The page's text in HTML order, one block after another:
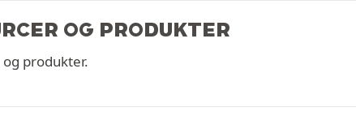
OG PRODUKTER
produkter.